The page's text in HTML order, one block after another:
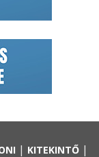
| KITEKINTŐ|